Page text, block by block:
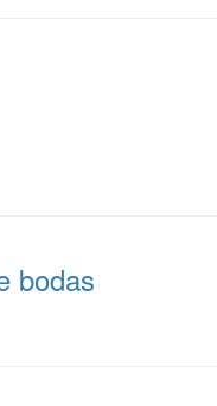
bodas